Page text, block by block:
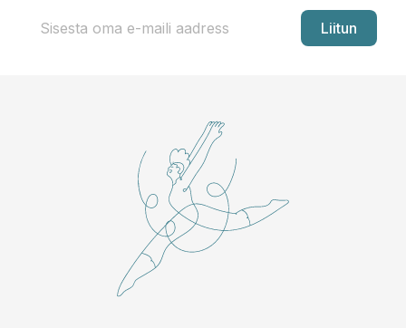
Liitun